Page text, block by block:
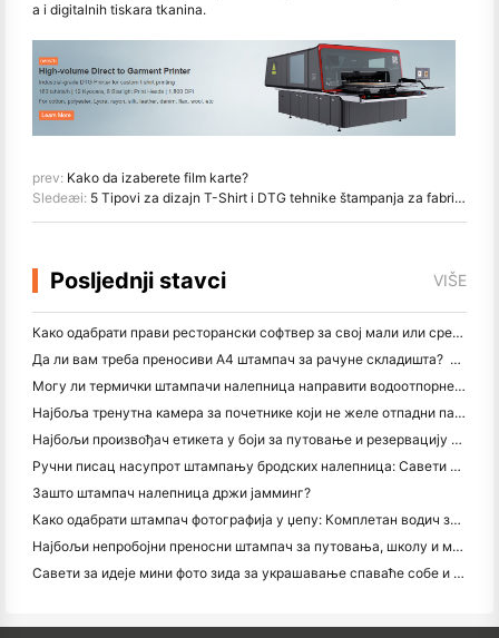
a i digitalnih tiskara tkanina.
prev: Kako da izaberete film karte?
Sledeæi: 5 Tipovi za dizajn T-Shirt i DTG tehnike štampanja za fabrike oblačenja i dizajn studija
Posljednji stavci VIŠE
Како одабрати прави ресторански софтвер за свој мали или средњи ресторан
Да ли вам треба преносиви А4 штампач за рачуне складишта? Шта заправо ради
Могу ли термички штампачи налепница направити водоотпорне налепнице за мале пословне производе?
Најбоља тренутна камера за почетнике који не желе отпадни папир
Најбољи произвођач етикета у боји за путовање и резервацију текста: Додајте више боја свакој страници
Ручни писац насупрот штампању бродских налепница: Савети за мала предузећа у 2026. години
Зашто штампач налепница држи јамминг?
Како одабрати штампач фотографија у џепу: Комплетан водич за кориснике путовања, путовања и иПхонеа
Најбољи непробојни преносни штампач за путовања, школу и мобилне радове: Ханин МТ620 Про Ревиев
Савети за идеје мини фото зида за украшавање спаваће собе и спаваће собе